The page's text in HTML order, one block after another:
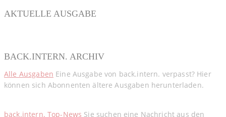
AKTUELLE AUSGABE
BACK.INTERN. ARCHIV
Alle Ausgaben Eine Ausgabe von back.intern. verpasst? Hier
können sich Abonnenten ältere Ausgaben herunterladen.
back.intern. Top-News Sie suchen eine Nachricht aus den